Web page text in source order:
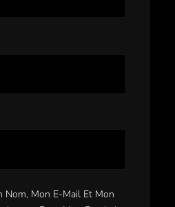
Nom, Mon E-Mail Et Mon